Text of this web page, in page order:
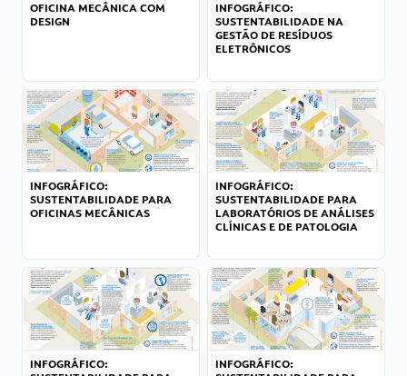
OFICINA MECÂNICA COM
DESIGN
INFOGRÁFICO:
SUSTENTABILIDADE NA
GESTÃO DE RESÍDUOS
ELETRÔNICOS
INFOGRÁFICO:
SUSTENTABILIDADE PARA
OFICINAS MECÂNICAS
INFOGRÁFICO:
SUSTENTABILIDADE PARA
LABORATÓRIOS DE ANÁLISES
CLÍNICAS E DE PATOLOGIA
INFOGRÁFICO:
INFOGRÁFICO: